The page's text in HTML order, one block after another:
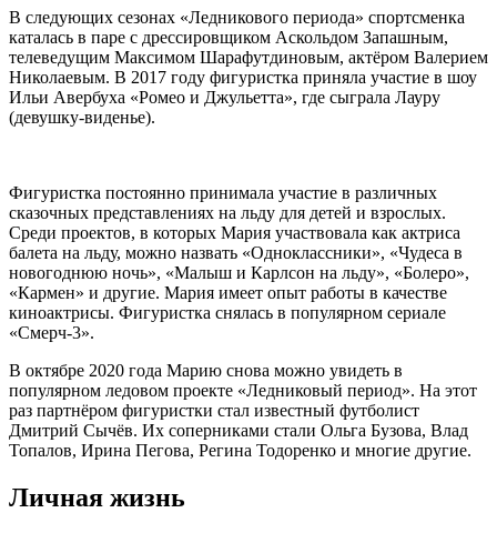
В следующих сезонах «Ледникового периода» спортсменка
каталась в паре с дрессировщиком Аскольдом Запашным,
телеведущим Максимом Шарафутдиновым, актёром Валерием
Николаевым. В 2017 году фигуристка приняла участие в шоу
Ильи Авербуха «Ромео и Джульетта», где сыграла Лауру
(девушку-виденье).
Фигуристка постоянно принимала участие в различных
сказочных представлениях на льду для детей и взрослых.
Среди проектов, в которых Мария участвовала как актриса
балета на льду, можно назвать «Одноклассники», «Чудеса в
новогоднюю ночь», «Малыш и Карлсон на льду», «Болеро»,
«Кармен» и другие. Мария имеет опыт работы в качестве
киноактрисы. Фигуристка снялась в популярном сериале
«Смерч-3».
В октябре 2020 года Марию снова можно увидеть в
популярном ледовом проекте «Ледниковый период». На этот
раз партнёром фигуристки стал известный футболист
Дмитрий Сычёв. Их соперниками стали Ольга Бузова, Влад
Топалов, Ирина Пегова, Регина Тодоренко и многие другие.
Личная жизнь